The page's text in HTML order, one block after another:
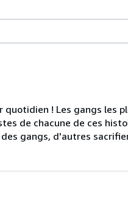
! Les gangs les
de chacune de ces
gangs, d'autres